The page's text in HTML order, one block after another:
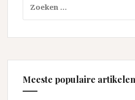
naar:
Meeste populaire artikelen